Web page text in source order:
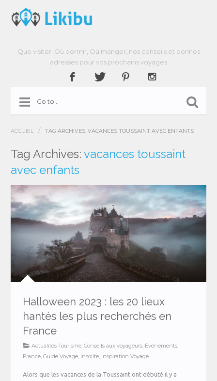
Que visiter, Où dormir, Où manger, nos conseils et bonnes
adresses pour vos prochains voyages
ACCUEIL / TAG ARCHIVES: VACANCES TOUSSAINT AVEC ENFANTS
Tag Archives:vacances toussaint
avec enfants
Halloween 2023 : les 20 lieux
hantés les plus recherchés en
France
Actualités Tourisme,Conseils aux voyageurs, Événements,
France,Guide Voyage, Insolite, Inspiration Voyage
Alors que les vacances de la Toussaint ont débuté il y a